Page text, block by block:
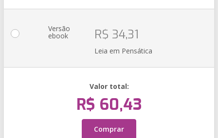
Versão
ebook R$ 34,31
Leia em Pensática
Valor total:
R$ 60,43
Comprar